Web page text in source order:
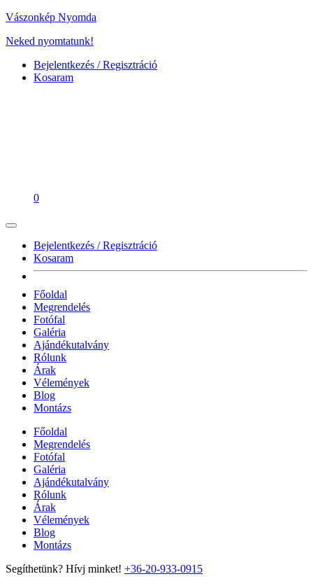
Vászonkép Nyomda
Neked nyomtatunk!
Bejelentkezés / Regisztráció
Kosaram
0
Bejelentkezés / Regisztráció
Kosaram
Főoldal
Megrendelés
Fotófal
Galéria
Ajándékutalvány
Rólunk
Árak
Vélemények
Blog
Montázs
Főoldal
Megrendelés
Fotófal
Galéria
Ajándékutalvány
Rólunk
Árak
Vélemények
Blog
Montázs
Segíthetünk? Hívj minket! +36-20-933-0915